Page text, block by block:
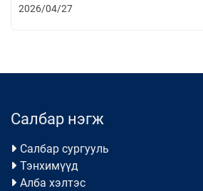
2026/04/27
Салбар нэгж
Салбар сургууль
Тэнхимүүд
Алба хэлтэс